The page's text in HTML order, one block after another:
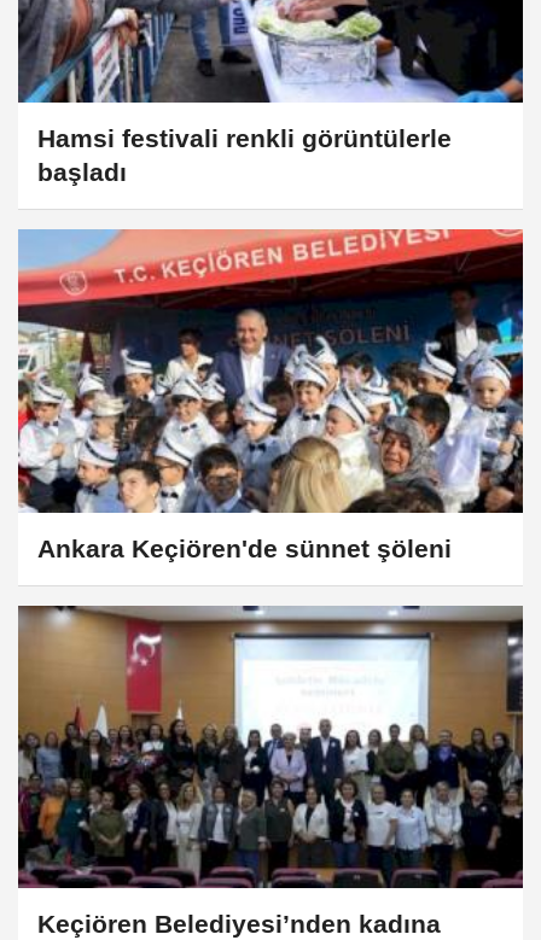
Hamsi festivali renkli görüntülerle
başladı
Ankara Keçiören'de sünnet şöleni
Keçiören Belediyesi’nden kadına